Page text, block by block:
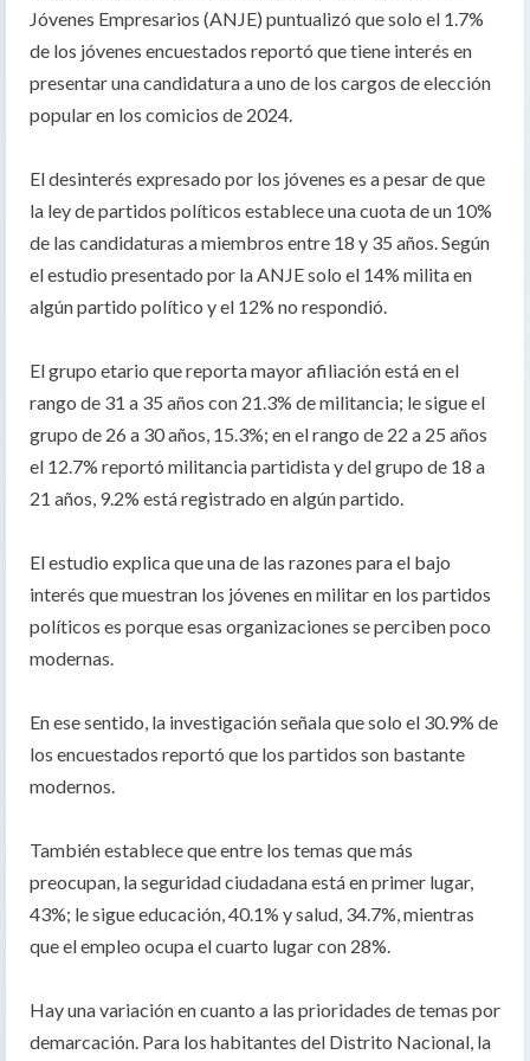
Jóvenes Empresarios (ANJE) puntualizó que solo el 1.7%
de los jóvenes encuestados reportó que tiene interés en
presentar una candidatura a uno de los cargos de elección
popular en los comicios de 2024.
El desinterés expresado por los jóvenes es a pesar de que
la ley de partidos políticos establece una cuota de un 10%
de las candidaturas a miembros entre 18 y 35 años. Según
el estudio presentado por la ANJE solo el 14% milita en
algún partido político y el 12% no respondió.
El grupo etario que reporta mayor afiliación está en el
rango de 31 a 35 años con 21.3% de militancia; le sigue el
grupo de 26 a 30 años, 15.3%; en el rango de 22 a 25 años
el 12.7% reportó militancia partidista y del grupo de 18 a
21 años, 9.2% está registrado en algún partido.
El estudio explica que una de las razones para el bajo
interés que muestran los jóvenes en militar en los partidos
políticos es porque esas organizaciones se perciben poco
modernas.
En ese sentido, la investigación señala que solo el 30.9% de
los encuestados reportó que los partidos son bastante
modernos.
También establece que entre los temas que más
preocupan, la seguridad ciudadana está en primer lugar,
43%; le sigue educación, 40.1% y salud, 34.7%, mientras
que el empleo ocupa el cuarto lugar con 28%.
Hay una variación en cuanto a las prioridades de temas por
demarcación. Para los habitantes del Distrito Nacional, la